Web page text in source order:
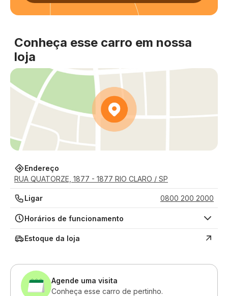
Conheça esse carro em nossa
loja
Endereço
RUA QUATORZE, 1877 - 1877 RIO CLARO / SP
Ligar 0800 200 2000
Horários de funcionamento
Estoque da loja
Agende uma visita
Conheça esse carro de pertinho.